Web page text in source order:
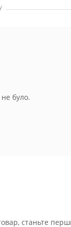
було.
станьте